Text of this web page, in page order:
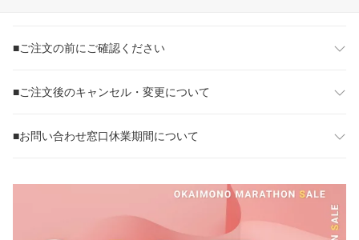
■ご注文の前にご確認ください
■ご注文後のキャンセル・変更について
■お問い合わせ窓口休業期間について